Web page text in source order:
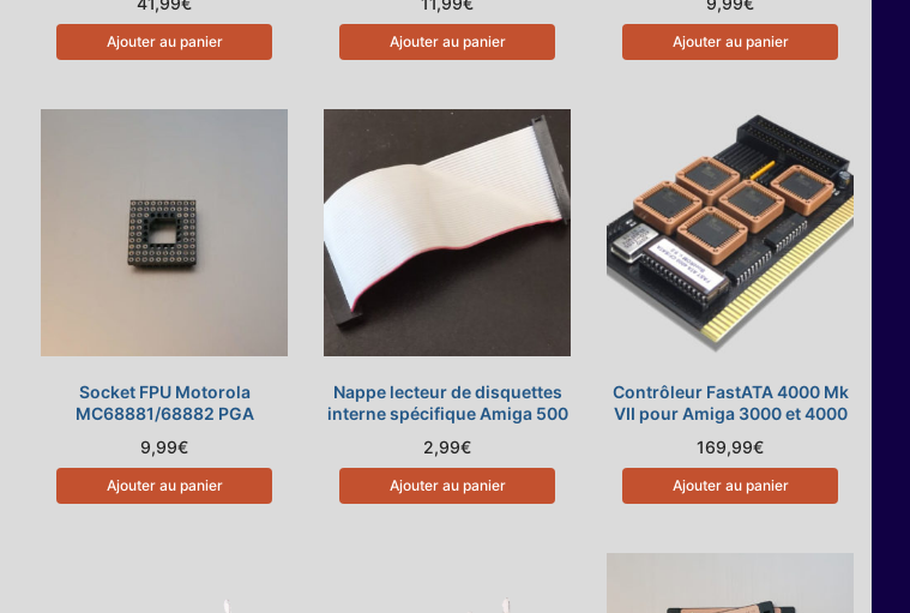
Ajouter au panier Ajouter au panier Ajouter au panier
Socket FPU Motorola
MC68881/68882 PGA
9,99€
Ajouter au panier
Nappe lecteur de disquettes
interne spécifique Amiga 500
2,99€
Ajouter au panier
Contrôleur FastATA 4000 Mk
VII pour Amiga 3000 et 4000
169,99€
Ajouter au panier